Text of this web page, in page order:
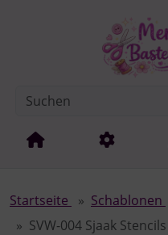
Springe zur Navigation
Startseite Schablonen
SVW-004 Sjaak